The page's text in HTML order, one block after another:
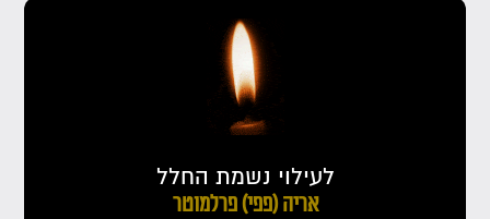
לעילוי נשמת החלל
אריה (פפי) פרלמוטר